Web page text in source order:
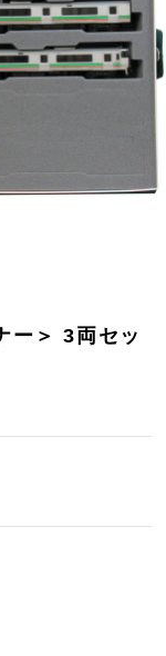
ー＞ 3両セッ